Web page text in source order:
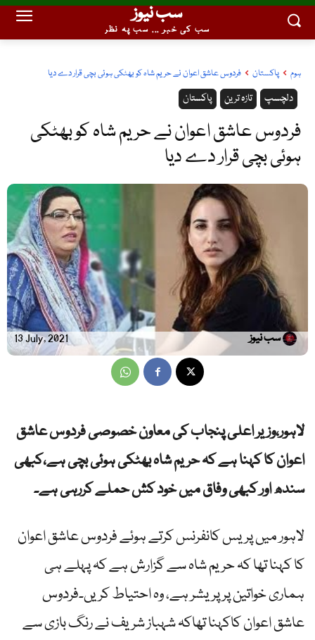
سب نیوز
سب کی خبر ... سب پہ نظر
ہوم پاکستان فردوس عاشق اعوان نے حریم شاہ کو بھٹکی ہوئی بچی قرار دے دیا
پاکستان تازہ ترین دلچسپ
فردوس عاشق اعوان نے حریم شاہ کو بھٹکی
ہوئی بچی قرار دے دیا
13 July, 2021 سب نیوز
لاہور،وزیر اعلی پنجاب کی معاون خصوصی فردوس عاشق
اعوان کا کہنا ہے کہ حریم شاہ بھٹکی ہوئی بچی ہے،کبھی
سندھ اور کبھی وفاق میں خود کش حملے کررہی ہے۔
لاہور میں پریس کانفرنس کرتے ہوئے فردوس عاشق اعوان
کا کہنا تھا کہ حریم شاہ سے گزارش ہے کہ پہلے ہی
ہماری خواتین پرپریشر ہے، وہ احتیاط کریں۔فردوس
عاشق اعوان کاکہنا تھاکہ شہباز شریف نے رنگ بازی سے